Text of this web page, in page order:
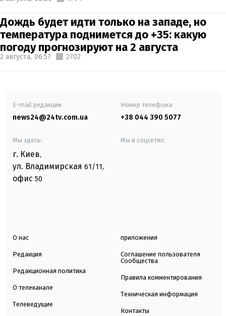
Дождь будет идти только на западе, но
температура поднимется до +35: какую
погоду прогнозируют на 2 августа
2 августа, 06:57 2702
E-mail редакции
news24@24tv.com.ua
Номер телефона:
+38 044 390 5077
Мы здесь:
г. Киев,
ул. Владимирская 61/11,
офис 50
Мы в соцсетях:
О нас
Редакция
Редакционная политика
О телеканале
Телеведущие
приложения
Соглашение пользователя
Сообщества
Правила комментирования
Техническая информация
Контакты